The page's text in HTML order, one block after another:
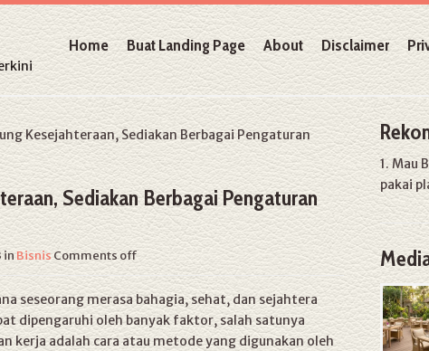
Home Buat Landing Page About Disclaimer
Kesejahteraan, Sediakan Berbagai Pengaturan
Sediakan Berbagai Pengaturan
in BisnisComments off
seseorang merasa bahagia, sehat, dan sejahtera
dipengaruhi oleh banyak faktor, salah satunya
kerja adalah cara atau metode yang digunakan oleh
1. Mau
pakai